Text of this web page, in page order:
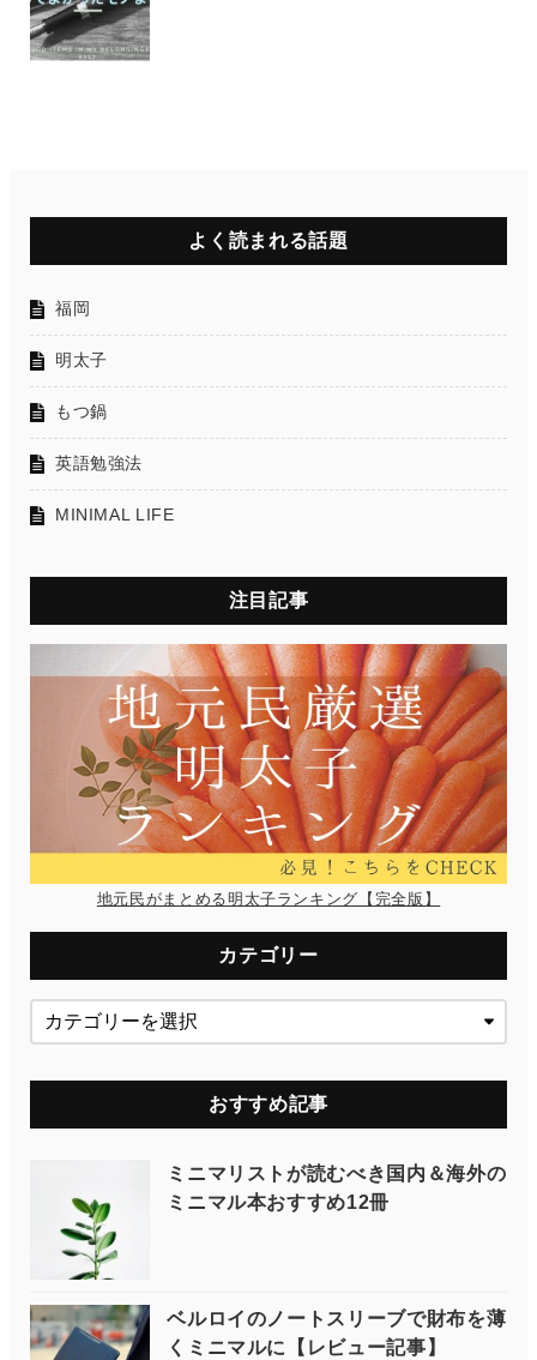
よく読まれる話題
福岡
明太子
もつ鍋
英語勉強法
MINIMAL LIFE
注目記事
地元民がまとめる明太子ランキング【完全版】
カテゴリー
おすすめ記事
ミニマリストが読むべき国内＆海外の
ミニマル本おすすめ12冊
ベルロイのノートスリーブで財布を薄
くミニマルに【レビュー記事】